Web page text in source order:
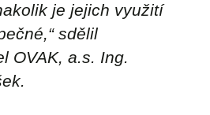
je jejich využití
sdělil
OVAK, a.s. Ing.